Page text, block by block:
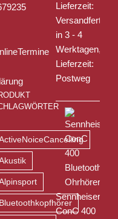
Bluetoothkopfhörer
Lieferzeit:
Versandfertig
in 3 - 4
Werktagen,
Lieferzeit:
Postweg
Sennheiser
ConC 400